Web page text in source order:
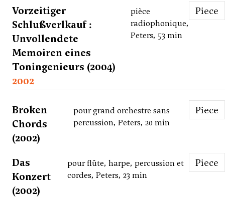
Vorzeitiger
Schlußverlkauf :
Unvollendete
Memoiren eines
Toningenieurs (2004)
pièce
radiophonique,
Peters, 53 min
Piece
2002
Broken
Chords
(2002)
pour grand orchestre sans
percussion, Peters, 20 min
Piece
Das
Konzert
(2002)
pour flûte, harpe, percussion et
cordes, Peters, 23 min
Piece